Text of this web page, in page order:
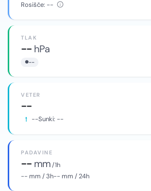
Rosišče: --
TLAK
-- hPa
--
VETER
--
--Sunki: --
PADAVINE
-- mm/ 1h
-- mm / 3h-- mm / 24h